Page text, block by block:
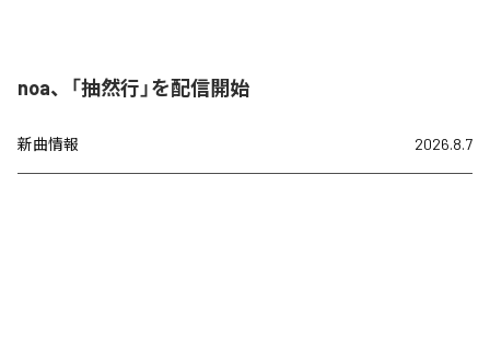
noa、「抽然行」を配信開始
新曲情報 2026.8.7